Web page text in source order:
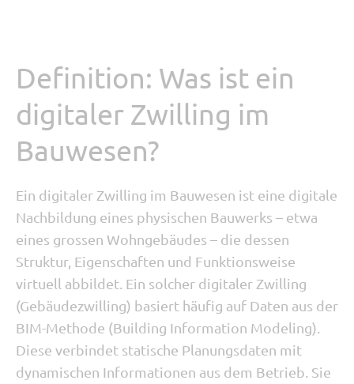
Definition: Was ist ein
digitaler Zwilling im
Bauwesen?
Ein digitaler Zwilling im Bauwesen ist eine digitale
Nachbildung eines physischen Bauwerks – etwa
eines grossen Wohngebäudes – die dessen
Struktur, Eigenschaften und Funktionsweise
virtuell abbildet. Ein solcher digitaler Zwilling
(Gebäudezwilling) basiert häufig auf Daten aus der
BIM-Methode (Building Information Modeling).
Diese verbindet statische Planungsdaten mit
dynamischen Informationen aus dem Betrieb. Sie